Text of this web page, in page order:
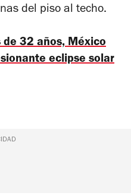
del piso al techo.
de 32 años, México
eclipse solar